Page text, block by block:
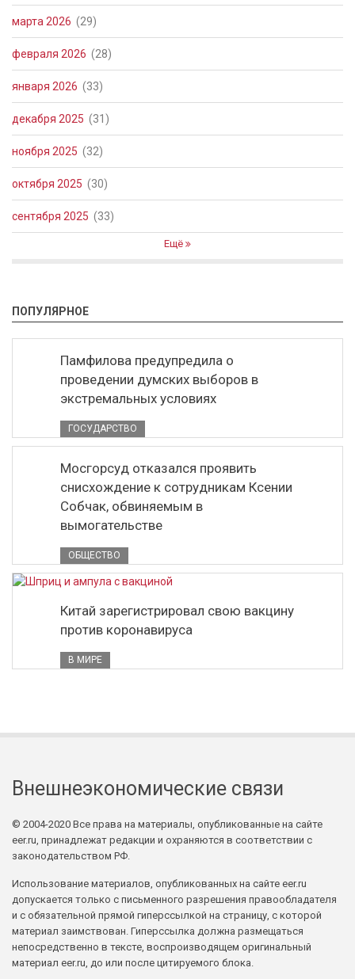
марта 2026 (29)
февраля 2026 (28)
января 2026 (33)
декабря 2025 (31)
ноября 2025 (32)
октября 2025 (30)
сентября 2025 (33)
Ещё
ПОПУЛЯРНОЕ
Памфилова предупредила о
проведении думских выборов в
экстремальных условиях
ГОСУДАРСТВО
Мосгорсуд отказался проявить
снисхождение к сотрудникам Ксении
Собчак, обвиняемым в
вымогательстве
ОБЩЕСТВО
Китай зарегистрировал свою вакцину
против коронавируса
В МИРЕ
Внешнеэкономические связи
© 2004-2020 Все права на материалы, опубликованные на сайте
eer.ru, принадлежат редакции и охраняются в соответствии с
законодательством РФ.
Использование материалов, опубликованных на сайте eer.ru
допускается только с письменного разрешения правообладателя
и с обязательной прямой гиперссылкой на страницу, с которой
материал заимствован. Гиперссылка должна размещаться
непосредственно в тексте, воспроизводящем оригинальный
материал eer.ru, до или после цитируемого блока.